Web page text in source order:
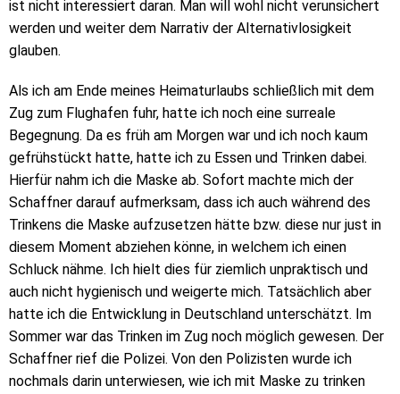
ist nicht interessiert daran. Man will wohl nicht verunsichert
werden und weiter dem Narrativ der Alternativlosigkeit
glauben.
Als ich am Ende meines Heimaturlaubs schließlich mit dem
Zug zum Flughafen fuhr, hatte ich noch eine surreale
Begegnung. Da es früh am Morgen war und ich noch kaum
gefrühstückt hatte, hatte ich zu Essen und Trinken dabei.
Hierfür nahm ich die Maske ab. Sofort machte mich der
Schaffner darauf aufmerksam, dass ich auch während des
Trinkens die Maske aufzusetzen hätte bzw. diese nur just in
diesem Moment abziehen könne, in welchem ich einen
Schluck nähme. Ich hielt dies für ziemlich unpraktisch und
auch nicht hygienisch und weigerte mich. Tatsächlich aber
hatte ich die Entwicklung in Deutschland unterschätzt. Im
Sommer war das Trinken im Zug noch möglich gewesen. Der
Schaffner rief die Polizei. Von den Polizisten wurde ich
nochmals darin unterwiesen, wie ich mit Maske zu trinken